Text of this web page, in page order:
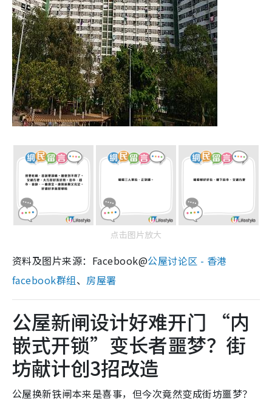
点击图片放大
资料及图片来源：Facebook@公屋讨论区 - 香港
facebook群组、 房屋署
公屋新闸设计好难开门 “内
嵌式开锁”变长者噩梦？街
坊献计创3招改造
公屋换新铁闸本来是喜事，但今次竟然变成街坊噩梦？